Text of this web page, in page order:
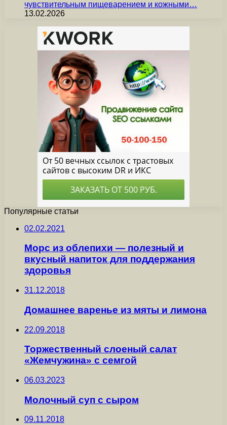
чувствительным пищеварением и кожными…
13.02.2026
Популярные статьи
02.02.2021
Морс из облепихи — полезный и
вкусный напиток для поддержания
здоровья
31.12.2018
Домашнее варенье из мяты и лимона
22.09.2018
Торжественный слоеный салат
«Жемчужина» с семгой
06.03.2023
Молочный суп с сыром
09.11.2018